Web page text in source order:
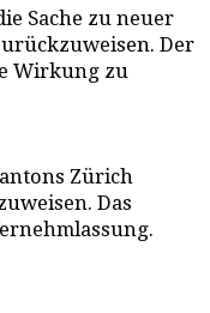
Sache zu neuer
Der
Wirkung zu
Zürich
Das